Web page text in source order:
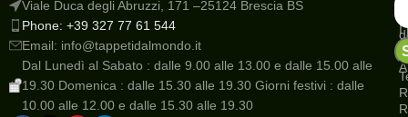
Viale Duca degli Abruzzi, 171 –25124 Brescia BS
Phone: +39 327 77 61 544
Email: info@tappetidalmondo.it
Dal Lunedì al Sabato : dalle 9.00 alle 13.00 e dalle 15.00 alle
19.30 Domenica : dalle 15.30 alle 19.30 Giorni festivi : dalle
10.00 alle 12.00 e dalle 15.30 alle 19.30
I